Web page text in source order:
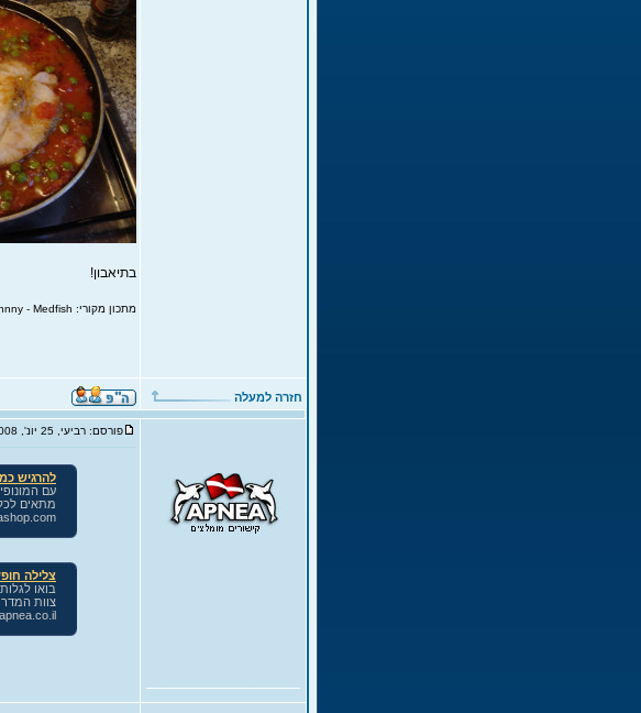
בתיאבון!
מתכון מקורי: Johnny - Medfish
חזרה למעלה
פורסם: רביעי, 25 יונ', 2008 17:59